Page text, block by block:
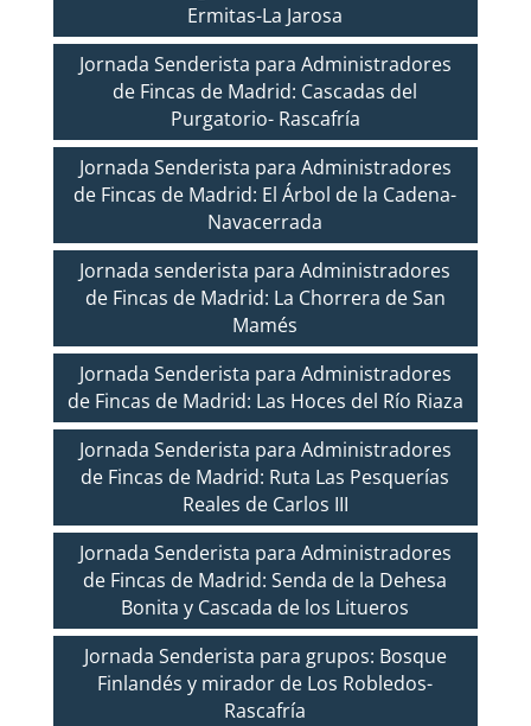
Ermitas-La Jarosa
Jornada Senderista para Administradores
de Fincas de Madrid: Cascadas del
Purgatorio- Rascafría
Jornada Senderista para Administradores
de Fincas de Madrid: El Árbol de la Cadena-
Navacerrada
Jornada senderista para Administradores
de Fincas de Madrid: La Chorrera de San
Mamés
Jornada Senderista para Administradores
de Fincas de Madrid: Las Hoces del Río Riaza
Jornada Senderista para Administradores
de Fincas de Madrid: Ruta Las Pesquerías
Reales de Carlos III
Jornada Senderista para Administradores
de Fincas de Madrid: Senda de la Dehesa
Bonita y Cascada de los Litueros
Jornada Senderista para grupos: Bosque
Finlandés y mirador de Los Robledos-
Rascafría